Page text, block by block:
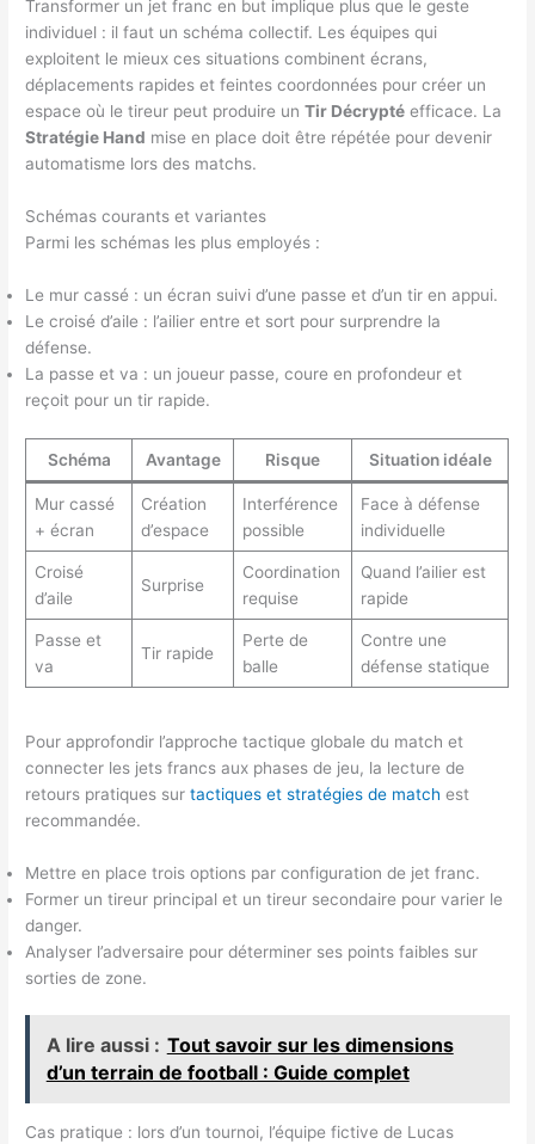
Transformer un jet franc en but implique plus que le geste
individuel : il faut un schéma collectif. Les équipes qui
exploitent le mieux ces situations combinent écrans,
déplacements rapides et feintes coordonnées pour créer un
espace où le tireur peut produire unTir Décrypté efficace. La
Stratégie Hand mise en place doit être répétée pour devenir
automatisme lors des matchs.
Schémas courants et variantes
Parmi les schémas les plus employés :
Le mur cassé : un écran suivi d’une passe et d’un tir en appui.
Le croisé d’aile : l’ailier entre et sort pour surprendre la
défense.
La passe et va : un joueur passe, coure en profondeur et
reçoit pour un tir rapide.
Schéma Avantage Risque Situation idéale
Mur cassé
+ écran
Création
d’espace
Interférence
possible
Face à défense
individuelle
Croisé
d’aile
Surprise
Coordination
requise
Quand l’ailier est
rapide
Passe et
va
Tir rapide
Perte de
balle
Contre une
défense statique
Pour approfondir l’approche tactique globale du match et
connecter les jets francs aux phases de jeu, la lecture de
retours pratiques surtactiques et stratégies de match est
recommandée.
Mettre en place trois options par configuration de jet franc.
Former un tireur principal et un tireur secondaire pour varier le
danger.
Analyser l’adversaire pour déterminer ses points faibles sur
sorties de zone.
A lire aussi : Tout savoir sur les dimensions
d’un terrain de football : Guide complet
Cas pratique : lors d’un tournoi, l’équipe fictive de Lucas